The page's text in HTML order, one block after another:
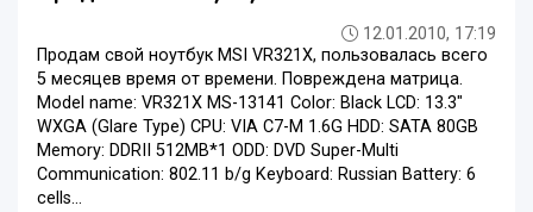
12.01.2010, 17:19
Продам свой ноутбук MSI VR321X, пользовалась всего
5 месяцев время от времени. Повреждена матрица.
Model name: VR321X MS-13141 Color: Black LCD: 13.3"
WXGA (Glare Type) CPU: VIA C7-M 1.6G HDD: SATA 80GB
Memory: DDRII 512MB*1 ODD: DVD Super-Multi
Communication: 802.11 b/g Keyboard: Russian Battery: 6
cells...